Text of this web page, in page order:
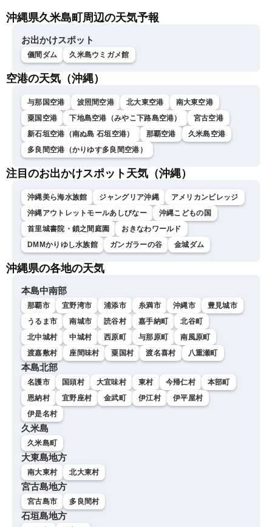
ム・青原桃香／山口剛央〉
沖縄県久米島町周辺の天気予報
お出かけスポット
儀間ダム 久米島ウミガメ館
空港の天気（沖縄）
与那国空港 波照間空港 北大東空港
南大東空港
粟国空港
下地島空港（みやこ下路島空港）
宮古空港
新石垣空港（南ぬ島 石垣空港）
那覇空港
久米島空港
多良間空港（かりゆす多良間空港）
注目のお出かけスポット天気（沖縄）
沖縄美ら海水族館 ジャングリア沖縄
アメリカンビレッジ
沖縄アウトレットモールあしびなー
沖縄こどもの国
首里城書院・鎖之間庭園
おきなわワールド
DMMかりゆし水族館
ガンガラーの谷 金城ダム
沖縄県の各地の天気
本島中南部
那覇市 宜野湾市 浦添市 糸満市 沖縄市
豊見城市
うるま市
南城市 読谷村 嘉手納町
北谷町
北中城村
中城村 西原町 与那原町
南風原町
渡嘉敷村
座間味村 粟国村 渡名喜村 八重瀬町
本島北部
名護市 国頭村 大宜味村 東村 今帰仁村
本部町
恩納村
宜野座村 金武町 伊江村
伊平屋村
伊是名村
久米島
久米島町
大東島地方
南大東村 北大東村
宮古島地方
宮古島市 多良間村
石垣島地方